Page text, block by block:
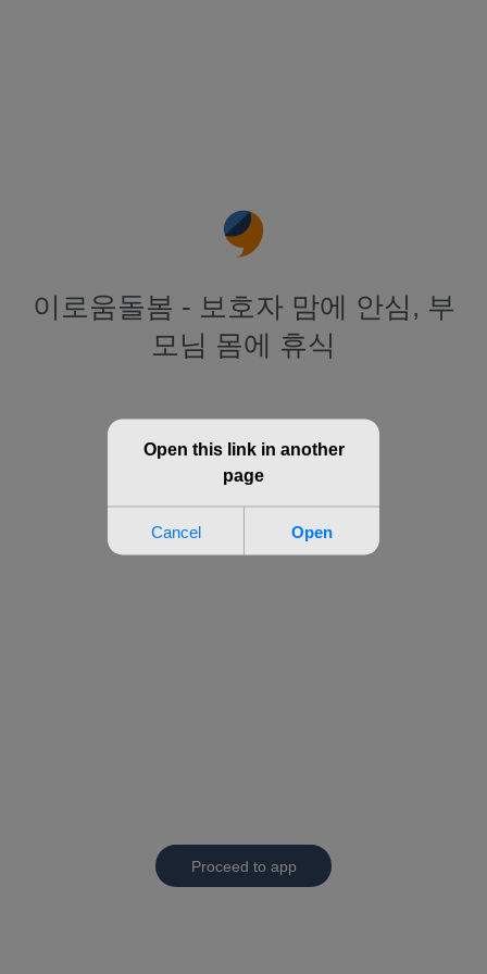
이로움돌봄 - 보호자 맘에 안심, 부
모님 몸에 휴식
Proceed to app